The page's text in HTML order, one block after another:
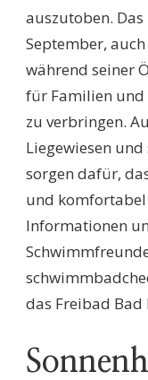
auszutoben.
September,
während seiner
für Familien und
zu verbringen.
Liegewiesen
sorgen dafür,
und komfortabel
Informationen
das Freibad Bad